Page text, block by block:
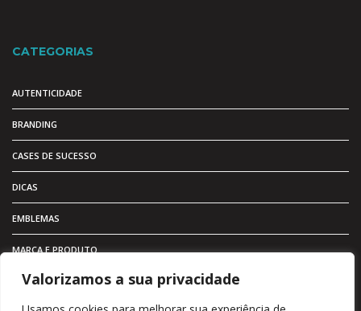
Valorizamos a sua privacidade
CATEGORIAS
AUTENTICIDADE
BRANDING
CASES DE SUCESSO
DICAS
EMBLEMAS
MARCA E PRODUTO
MARKETING